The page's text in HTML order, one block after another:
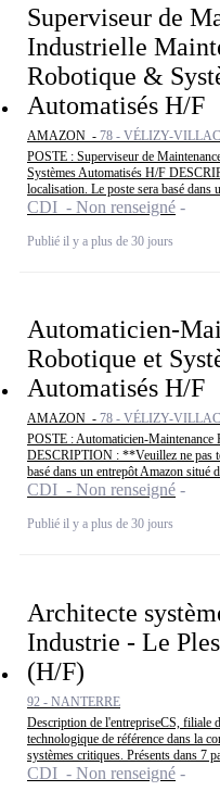
Superviseur de
Industrielle
Robotique &
Automatisés H/F
AMAZON - 78 - VÉLIZY-
POSTE : Superviseur de
Systèmes Automatisés H/F
localisation. Le poste sera basé dans
CDI - Non renseigné
Publié il y a plus de 30 jours
Automaticien-
Robotique et
Automatisés H/F
AMAZON - 78 - VÉLIZY-
POSTE : Automaticien-Maintenance
DESCRIPTION : **Veuillez ne pas
basé dans un entrepôt Amazon situé
CDI - Non renseigné
Publié il y a plus de 30 jours
Architecte
Industrie - Le
(H/F)
92 - NANTERRE
Description de l'entrepriseCS, filiale
technologique de référence dans la
systèmes critiques. Présents dans 7
CDI - Non renseigné